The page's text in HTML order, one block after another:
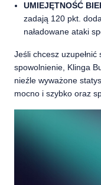
UMIEJĘTNOŚĆ
zadają 120 pkt.
naładowane ataki
Jeśli chcesz
spowolnienie, Klinga
nieźle wyważone
mocno i szybko oraz